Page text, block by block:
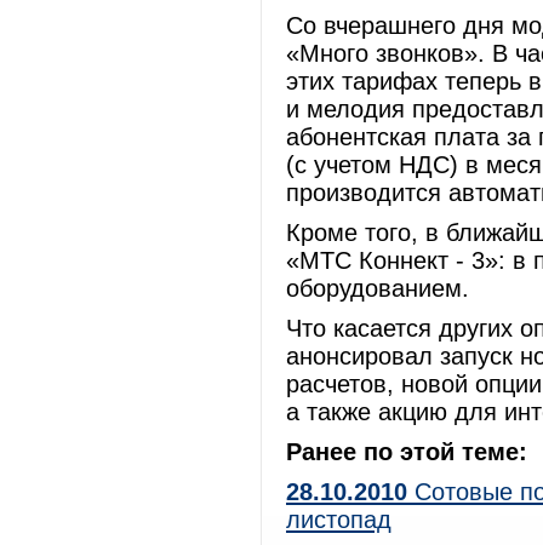
Со вчерашнего дня
«Много звонков». В
этих тарифах теперь
и мелодия
абонентская плата
(с учетом НДС) в
производится
Кроме того, в
«МТС Коннект - 3»: в
оборудованием.
Что касается других
анонсировал запуск
расчетов, новой
а также акцию для
Ранее по этой теме:
28.10.2010 Сотовые
листопад